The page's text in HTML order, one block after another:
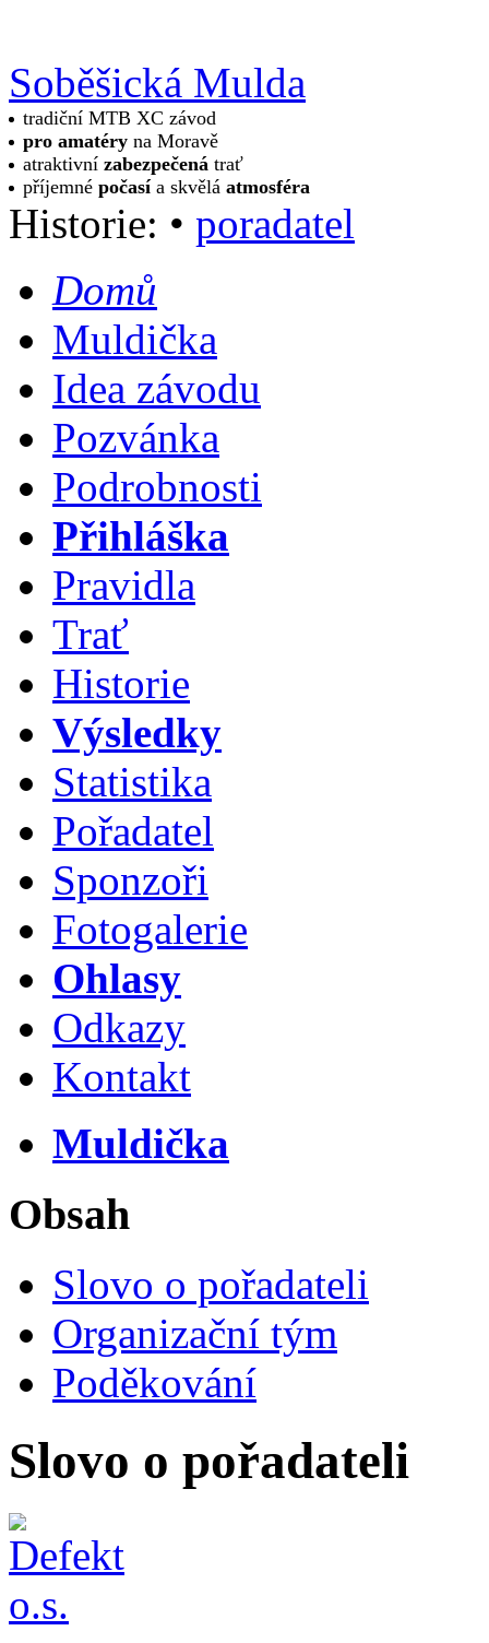
Soběšická Mulda
tradiční MTB XC závod
pro amatéry na Moravě
atraktivnízabezpečená trať
příjemnépočasía skvěláatmosféra
Historie: • poradatel
Domů
Muldička
Idea závodu
Pozvánka
Podrobnosti
Přihláška
Pravidla
Trať
Historie
Výsledky
Statistika
Pořadatel
Sponzoři
Fotogalerie
Ohlasy
Odkazy
Kontakt
Muldička
Obsah
Slovo o pořadateli
Organizační tým
Poděkování
Slovo o pořadateli